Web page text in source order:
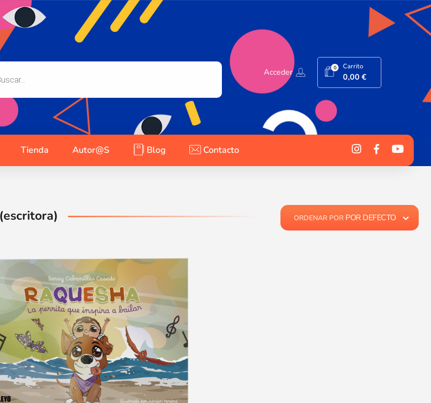
Acceder 0 Carrito
0,00€
Tienda Autor@s Blog Contacto
ORDENAR POR POR DEFECTO